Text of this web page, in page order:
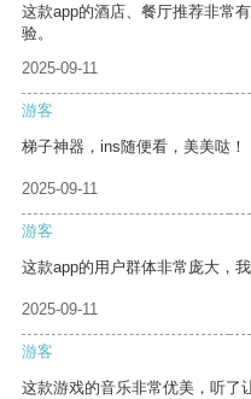
这款app的酒店、餐厅推荐非常
验。
2025-09-11
游客
梯子神器，ins随便看，美美哒！
2025-09-11
游客
这款app的用户群体非常庞大，
2025-09-11
游客
这款游戏的音乐非常优美，听了